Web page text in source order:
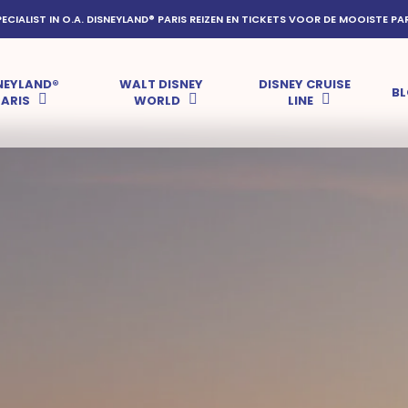
IN O.A. DISNEYLAND® PARIS REIZEN EN TICKETS VOOR DE MOOISTE
WALT DISNEY
WORLD
DISNEY CRUISE
LINE